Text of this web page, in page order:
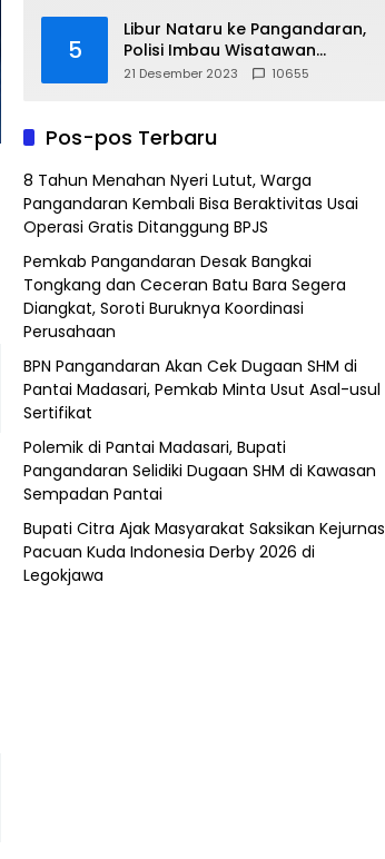
5
Libur Nataru ke Pangandaran,
Polisi Imbau Wisatawan
Gunakan Jalur Arteri
21 Desember 2023 10655
Pos-pos Terbaru
8 Tahun Menahan Nyeri Lutut, Warga
Pangandaran Kembali Bisa Beraktivitas Usai
Operasi Gratis Ditanggung BPJS
Pemkab Pangandaran Desak Bangkai
Tongkang dan Ceceran Batu Bara Segera
Diangkat, Soroti Buruknya Koordinasi
Perusahaan
BPN Pangandaran Akan Cek Dugaan SHM di
Pantai Madasari, Pemkab Minta Usut Asal-usul
Sertifikat
Polemik di Pantai Madasari, Bupati
Pangandaran Selidiki Dugaan SHM di Kawasan
Sempadan Pantai
Bupati Citra Ajak Masyarakat Saksikan Kejurnas
Pacuan Kuda Indonesia Derby 2026 di
Legokjawa